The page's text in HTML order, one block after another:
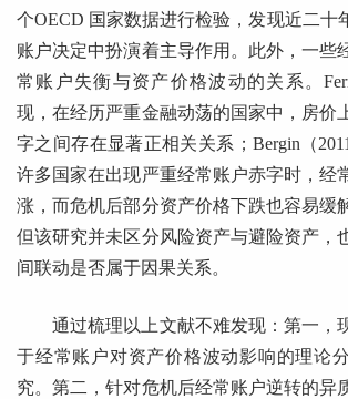
个OECD 国家数据进行检验，发现近二十
账户决定中扮演着主导作用。此外，一些
常账户失衡与资产价格波动的关系。
现，在经历严重金融动荡的国家中，房价
字之间存在显著正相关关系；Bergin（
许多国家在出现严重经常账户赤字时，经
涨，而危机后部分资产价格下跌也容易缓
但该研究并未区分风险资产与避险资产，
间联动是否属于因果关系。
通过梳理以上文献不难发现：第一，
于经常账户对资产价格波动影响的理论
究。第二，针对危机后经常账户逆转的异